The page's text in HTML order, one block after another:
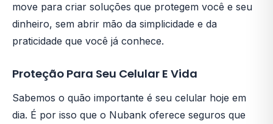
move para criar soluções que protegem você e seu
dinheiro, sem abrir mão da simplicidade e da
praticidade que você já conhece.
Proteção Para Seu Celular E Vida
Sabemos o quão importante é seu celular hoje em
dia. É por isso que o Nubank oferece seguros que